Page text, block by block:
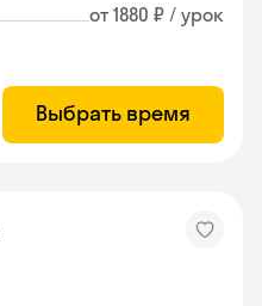
от 1880 ₽ / урок
Выбрать время